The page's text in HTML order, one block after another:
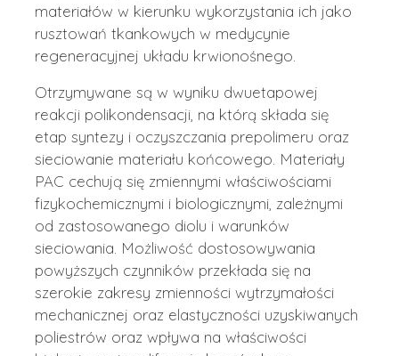
materiałów w kierunku wykorzystania ich jako
rusztowań tkankowych w medycynie
regeneracyjnej układu krwionośnego.
Otrzymywane są w wyniku dwuetapowej
reakcji polikondensacji, na którą składa się
etap syntezy i oczyszczania prepolimeru oraz
sieciowanie materiału końcowego. Materiały
PAC cechują się zmiennymi właściwościami
fizykochemicznymi i biologicznymi, zależnymi
od zastosowanego diolu i warunków
sieciowania. Możliwość dostosowywania
powyższych czynników przekłada się na
szerokie zakresy zmienności wytrzymałości
mechanicznej oraz elastyczności uzyskiwanych
poliestrów oraz wpływa na właściwości